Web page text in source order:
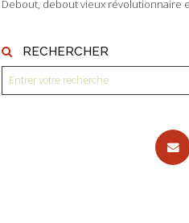
Debout, debout vieux révolutionnaire
RECHERCHER